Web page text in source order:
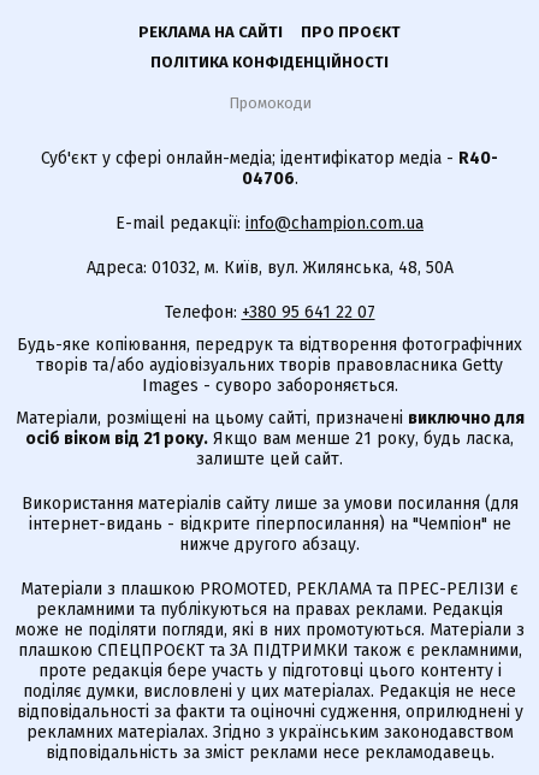
РЕКЛАМА НА САЙТІ
ПРО ПРОЄКТ
ПОЛІТИКА КОНФІДЕНЦІЙНОСТІ
Промокоди
Суб'єкт у сфері онлайн-медіа; ідентифікатор медіа - R40-
04706.
E-mail редакції: info@champion.com.ua
Адреса: 01032, м. Київ, вул. Жилянська, 48, 50А
Телефон: +380 95 641 22 07
Будь-яке копіювання, передрук та відтворення фотографічних
творів та/або аудіовізуальних творів правовласника Getty
Images - суворо забороняється.
Матеріали, розміщені на цьому сайті, призначені виключно для
осіб віком від 21 року. Якщо вам менше 21 року, будь ласка,
залиште цей сайт.
Використання матеріалів сайту лише за умови посилання (для
інтернет-видань - відкрите гіперпосилання) на "Чемпіон" не
нижче другого абзацу.
Матеріали з плашкою PROMOTED, РЕКЛАМА та ПРЕС-РЕЛІЗИ є
рекламними та публікуються на правах реклами. Редакція
може не поділяти погляди, які в них промотуються. Матеріали з
плашкою СПЕЦПРОЄКТ та ЗА ПІДТРИМКИ також є рекламними,
проте редакція бере участь у підготовці цього контенту і
поділяє думки, висловлені у цих матеріалах. Редакція не несе
відповідальності за факти та оціночні судження, оприлюднені у
рекламних матеріалах. Згідно з українським законодавством
відповідальність за зміст реклами несе рекламодавець.